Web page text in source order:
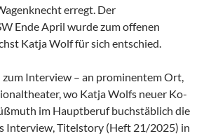
erregt. Der
Ende April wurde zum offenen
Katja Wolf für sich entschied.
zum Interview – an prominentem Ort,
wo Katja Wolfs neuer Ko-
im Hauptberuf buchstäblich die
Interview, Titelstory (Heft 21/2025) in